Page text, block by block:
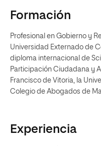
Formación
Profesional en Gobierno y
Universidad Externado de
diploma internacional de
Participación Ciudadana y
Francisco de Vitoria, la
Colegio de Abogados de
Experiencia